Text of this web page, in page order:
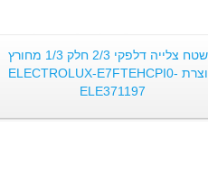
משטח צלייה דלפקי 2/3 חלק 1/3 מחורץ
תוצרת ELECTROLUX-E7FTEHCPI0-
ELE371197